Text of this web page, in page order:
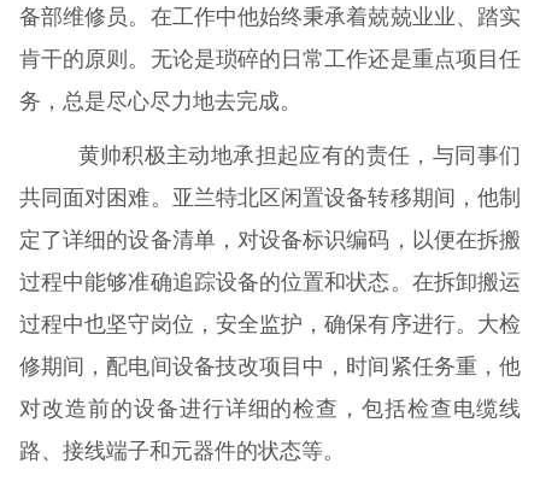
备部维修员。在工作中他始终秉承着兢兢业业、踏实
肯干的原则。无论是琐碎的日常工作还是重点项目任
务，总是尽心尽力地去完成。
黄帅积极主动地承担起应有的责任，与同事们
共同面对困难。亚兰特北区闲置设备转移期间，他制
定了详细的设备清单，对设备标识编码，以便在拆搬
过程中能够准确追踪设备的位置和状态。在拆卸搬运
过程中也坚守岗位，安全监护，确保有序进行。大检
修期间，配电间设备技改项目中，时间紧任务重，他
对改造前的设备进行详细的检查，包括检查电缆线
路、接线端子和元器件的状态等。